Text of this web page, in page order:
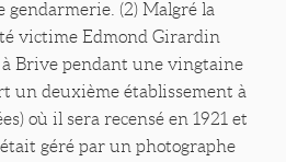
gendarmerie. (2) Malgré la
victime Edmond Girardin
Brive pendant une vingtaine
un deuxième établissement à
où il sera recensé en 1921 et
géré par un photographe